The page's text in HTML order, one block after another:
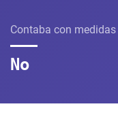
Contaba con
No